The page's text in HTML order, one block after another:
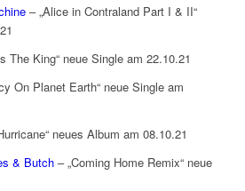
– „Alice in Contraland Part I & II“
The King“ neue Single am 22.10.21
On Planet Earth“ neue Single am
neues Album am 08.10.21
& Butch– „Coming Home Remix“ neue